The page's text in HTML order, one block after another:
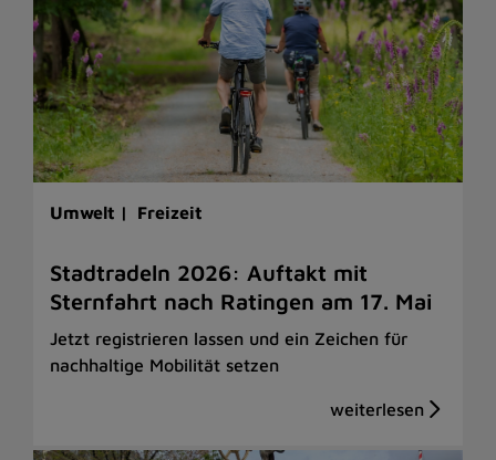
Umwelt | Freizeit
Stadtradeln 2026: Auftakt mit
Sternfahrt nach Ratingen am 17. Mai
Jetzt registrieren lassen und ein Zeichen für
nachhaltige Mobilität setzen